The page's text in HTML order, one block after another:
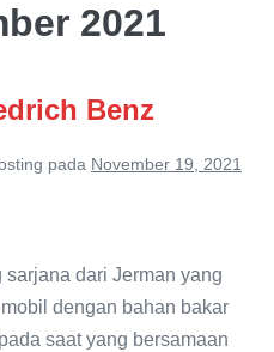
2021
Benz
pada November 19, 2021
dari Jerman yang
dengan bahan bakar
saat yang bersamaan